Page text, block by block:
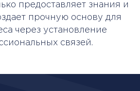
предоставляет знания и
прочную основу для
через установление
связей.